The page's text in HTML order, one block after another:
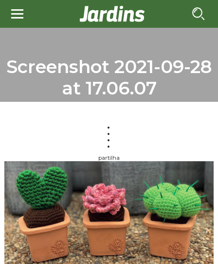
Screenshot 2021-09-28
at 17.06.07
partilha